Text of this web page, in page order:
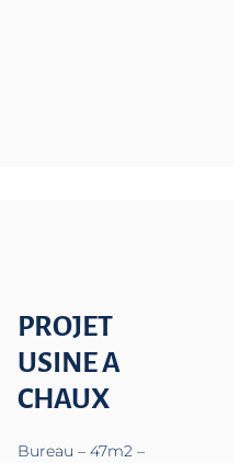
PROJET
USINE A
CHAUX
Bureau – 47m2 –